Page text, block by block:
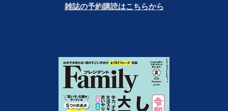
雑誌の予約購読はこちらから